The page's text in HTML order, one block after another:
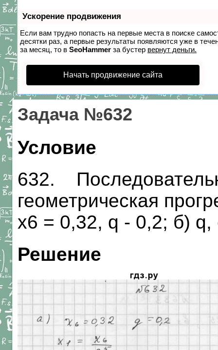
Ускорение продвижения
Если вам трудно попасть на первые места в поиске
десятки раз, а первые результаты появляются уже в
за месяц, то в SeoHammer за бустер вернут деньги.
Начать продвижение сайта
Задача №632
Условие
632.
геометрическая
х6 = 0,32, q - 0,2; б)
Решение